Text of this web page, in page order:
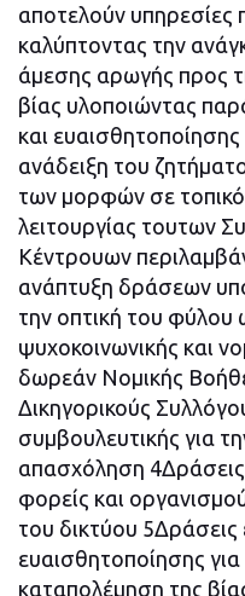
αποτελούν υπηρεσίες
καλύπτοντας την
άμεσης αρωγής προς
βίας υλοποιώντας
και
ανάδειξη του
των μορφών σε
λειτουργίας τουτων
Κέντρουων
ανάπτυξη δράσεων
την οπτική του φύλου
ψυχοκοινωνικής και
δωρεάν Νομικής
Δικηγορικούς
συμβουλευτικής για
απασχόληση
φορείς και
του δικτύου
ευαισθητοποίησης
καταπολέμηση της